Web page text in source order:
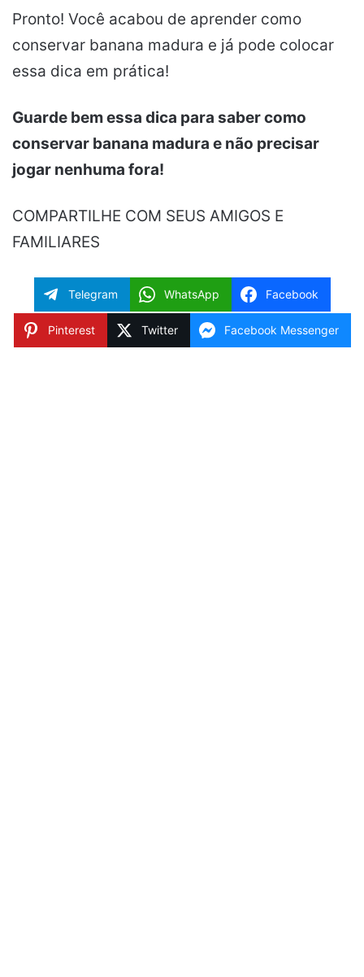
Pronto! Você acabou de aprender como
conservar banana madura e já pode colocar
essa dica em prática!
Guarde bem essa dica para saber como
conservar banana madura e não precisar
jogar nenhuma fora!
COMPARTILHE COM SEUS AMIGOS E
FAMILIARES
Telegram WhatsApp Facebook
Pinterest Twitter Facebook Messenger